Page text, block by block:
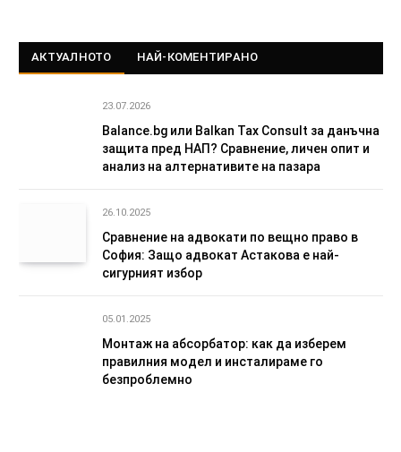
АКТУАЛНОТО НАЙ-КОМЕНТИРАНО
23.07.2026
Balance.bg или Balkan Tax Consult за данъчна
защита пред НАП? Сравнение, личен опит и
анализ на алтернативите на пазара
26.10.2025
Сравнение на адвокати по вещно право в
София: Защо адвокат Астакова е най-
сигурният избор
05.01.2025
Монтаж на абсорбатор: как да изберем
правилния модел и инсталираме го
безпроблемно